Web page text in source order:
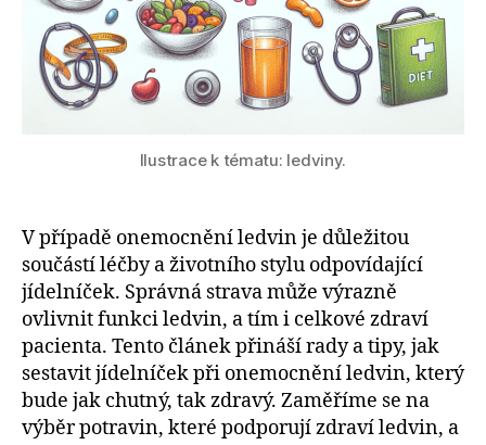
Ilustrace k tématu: ledviny.
V případě onemocnění ledvin je důležitou
součástí léčby a životního stylu odpovídající
jídelníček. Správná strava může výrazně
ovlivnit funkci ledvin, a tím i celkové zdraví
pacienta. Tento článek přináší rady a tipy, jak
sestavit jídelníček při onemocnění ledvin, který
bude jak chutný, tak zdravý. Zaměříme se na
výběr potravin, které podporují zdraví ledvin, a